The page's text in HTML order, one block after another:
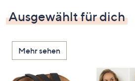
oben
und
nach
unten
oder
wischen
Ausgewählt für dich
Mehr sehen